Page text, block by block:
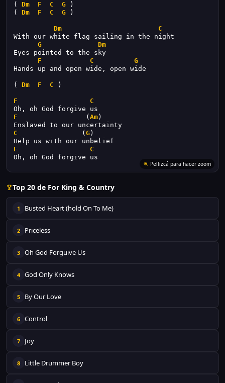
( Dm F C G )
( Dm F C G )
Dm
C
With our white flag sailing in the night
G
Dm
Eyes pointed to the sky
F
C
G
Hands up and open wide, open wide
( Dm F C )
F
C
Oh, oh God forgive us
F ( Am )
Enslaved to our uncertainty
C ( G )
Help us with our unbelief
F
C
Oh, oh God forgive us
Pellizcá para hacer zoom
Top 20 de For King & Country
1 Busted Heart (hold On To Me)
2 Priceless
3 Oh God Forguive Us
4 God Only Knows
5 By Our Love
6 Control
7 Joy
8 Little Drummer Boy